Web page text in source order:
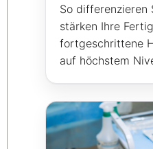
So differenzieren
stärken Ihre
fortgeschrittene
auf höchstem